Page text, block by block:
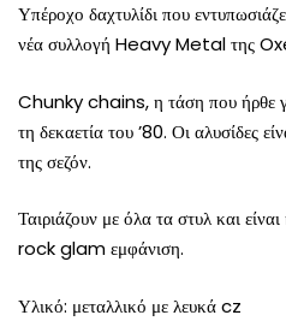
Υπέροχο δαχτυλίδι που
νέα συλλογή Heavy Metal της
Chunky chains, η τάση που ήρθε
τη δεκαετία του ’80. Οι αλυσίδες
της σεζόν.
Ταιριάζουν με όλα τα στυλ και
rock glam εμφάνιση.
Υλικό: μεταλλικό με λευκά cz